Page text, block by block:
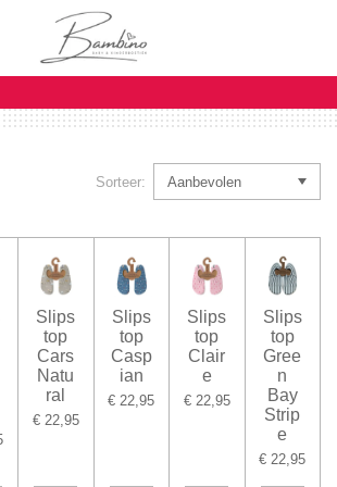
Sorteer:
Slips
top
Cars
Natu
ral
€ 22,95
Slips
top
Casp
ian
€ 22,95
Slips
top
Clair
e
€ 22,95
Slips
top
Gree
n
Bay
Strip
e
€ 22,95